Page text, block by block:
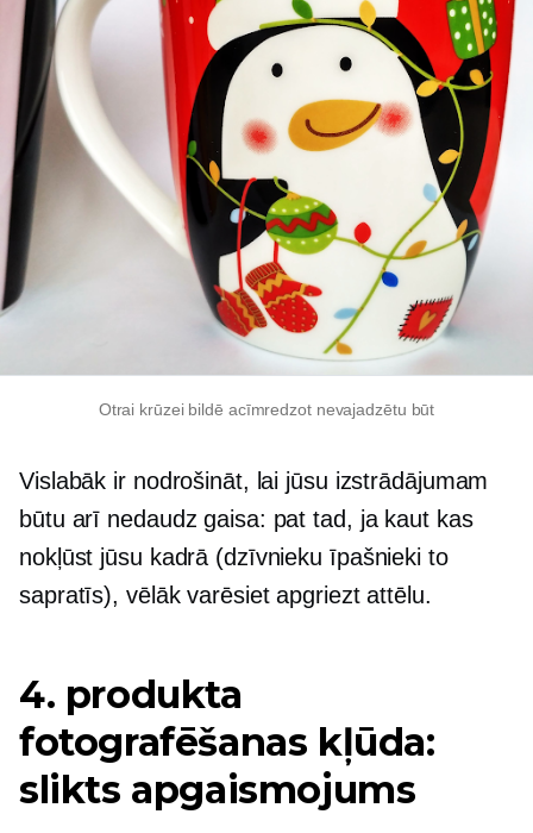
Otrai krūzei bildē acīmredzot nevajadzētu būt
Vislabāk ir nodrošināt, lai jūsu izstrādājumam
būtu arī nedaudz gaisa: pat tad, ja kaut kas
nokļūst jūsu kadrā (dzīvnieku īpašnieki to
sapratīs), vēlāk varēsiet apgriezt attēlu.
4. produkta
fotografēšanas kļūda:
slikts apgaismojums